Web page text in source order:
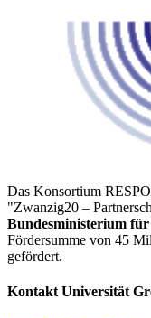
Das Konsortium
"Zwanzig20 –
Bundesministerium
Fördersumme von 45
gefördert.
Kontakt Universität